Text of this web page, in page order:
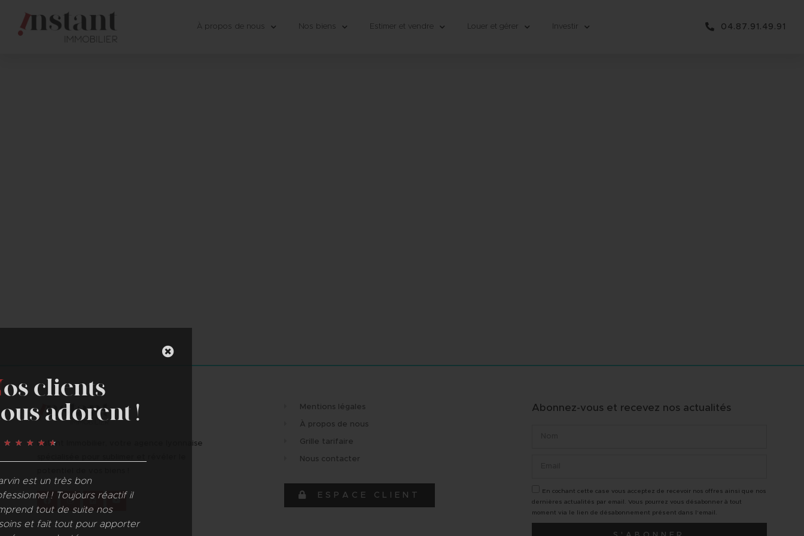
À propos de nous Nos biens Estimer et vendre Louer et gérer Investir 04.87.91.49.91
Instant Immobilier, votre agence lyonnaise
Mentions légales
À propos de nous
Grille tarifaire
Nous contacter
ESPACE CLIENT
Abonnez-vous et recevez nos actualités
En cochant cette case vous acceptez de recevoir nos offres ainsi que nos
dernières actualités par email. Vous pourrez vous désabonner à tout
moment via le lien de désabonnement présent dans l'email.
Nos clients
nous adorent !
4,6 ★
et
De
"Marvin est un très bon
professionnel ! Toujours réactif il
comprend tout de suite nos
besoins et fait tout pour apporter
professionnelle et réactive au
agence. Merci à Maud pour son
professionnalisme et sa réactivité !
dynamique, toujours disponible.
Elena et Danny sont toujours à
l'écoute et de très bons conseils !
expertise, une véritable suivi
donc une belle vente
vrais pros, Merci"